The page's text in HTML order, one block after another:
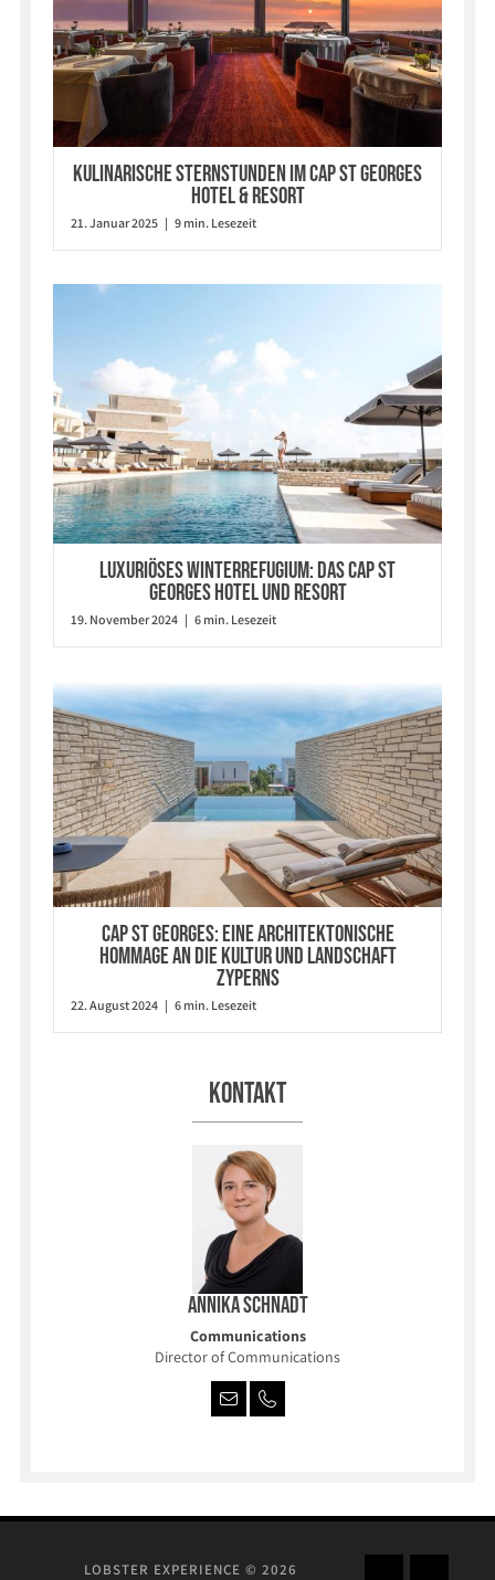
Kulinarische Sternstunden im Cap St Georges
Hotel & Resort
21. Januar 2025 | 9 min. Lesezeit
Luxuriöses Winterrefugium: Das Cap St
Georges Hotel und Resort
19. November 2024 | 6 min. Lesezeit
Cap St Georges: Eine architektonische
Hommage an die Kultur und Landschaft
Zyperns
22. August 2024 | 6 min. Lesezeit
Kontakt
Annika Schnadt
Communications
Director of Communications
LOBSTER EXPERIENCE © 2026